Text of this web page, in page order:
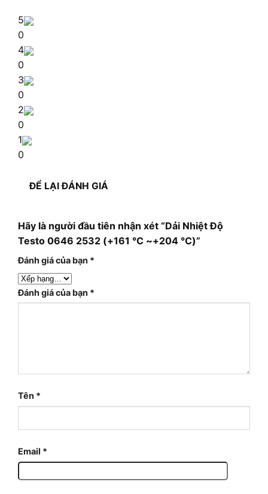
5
0
4
0
3
0
2
0
1
0
ĐỂ LẠI ĐÁNH GIÁ
Hãy là người đầu tiên nhận xét “Dải Nhiệt Độ
Testo 0646 2532 (+161 °C ~+204 °C)”
Đánh giá của bạn *
Đánh giá của bạn *
Tên *
Email *